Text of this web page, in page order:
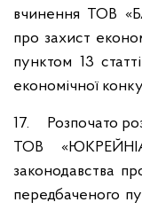
вчинення ТОВ
про захист
пунктом 13
економічної
17. Розпочато
ТОВ
законодавства
передбаченого